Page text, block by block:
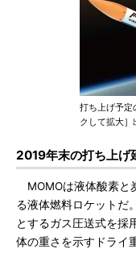
打ち上げ予定
クして拡大
2019年末の打ち上げ
MOMOは液体酸素と
る液体燃料ロケットだ
とするガス圧送式を採
体の重さを示すドライ